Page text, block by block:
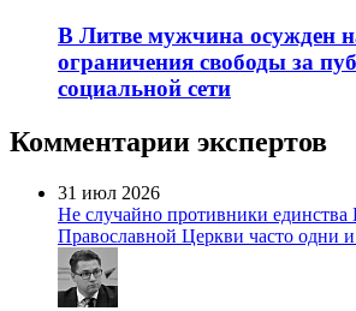
В Литве мужчина осужден
ограничения свободы за
социальной сети
Комментарии экспертов
31 июл 2026
Не случайно противники единства
Православной Церкви часто одни